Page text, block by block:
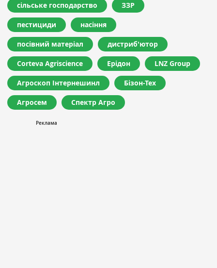
сільське господарство ЗЗР
пестициди насіння
посівний матеріал дистриб'ютор
Corteva Agriscience Ерідон LNZ Group
Агроскоп Інтернешинл Бізон-Тех
Агросем Спектр Агро